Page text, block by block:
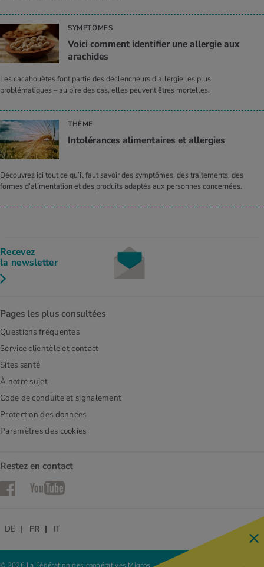
SYMPTÔMES
Voici comment identifier une allergie aux
arachides
Les cacahouètes font partie des déclencheurs d’allergie les plus
problématiques – au pire des cas, elles peuvent êtres mortelles.
THÈME
Intolérances alimentaires et allergies
Découvrez ici tout ce qu’il faut savoir des symptômes, des traitements, des
formes d’alimentation et des produits adaptés aux personnes concernées.
Recevez
la newsletter
Pages les plus consultées
Questions fréquentes
Service clientèle et contact
Sites santé
À notre sujet
Code de conduite et signalement
Protection des données
Paramètres des cookies
Restez en contact
FacebookYouTube
DE FR IT